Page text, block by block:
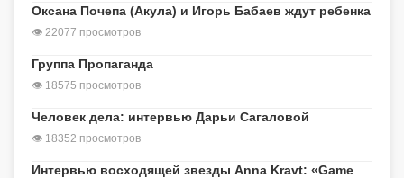
Оксана Почепа (Акула) и Игорь Бабаев ждут ребенка
👁 22077 просмотров
Группа Пропаганда
👁 18575 просмотров
Человек дела: интервью Дарьи Сагаловой
👁 18352 просмотров
Интервью восходящей звезды Anna Kravt: «Game